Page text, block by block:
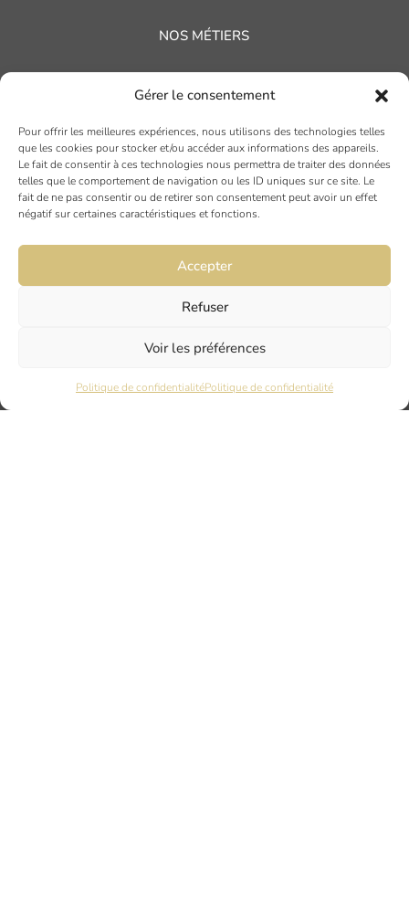
Gérer le consentement
Pour offrir les meilleures expériences, nous utilisons des technologies telles
que les cookies pour stocker et/ou accéder aux informations des appareils.
Le fait de consentir à ces technologies nous permettra de traiter des données
telles que le comportement de navigation ou les ID uniques sur ce site. Le
fait de ne pas consentir ou de retirer son consentement peut avoir un effet
négatif sur certaines caractéristiques et fonctions.
Accepter
Refuser
Voir les préférences
Politique de confidentialitéPolitique de confidentialité
NOS MÉTIERS
NOS ACTUALITÉS
AVIS CLIENTS
TOULOUSE
31000 TOULOUSE